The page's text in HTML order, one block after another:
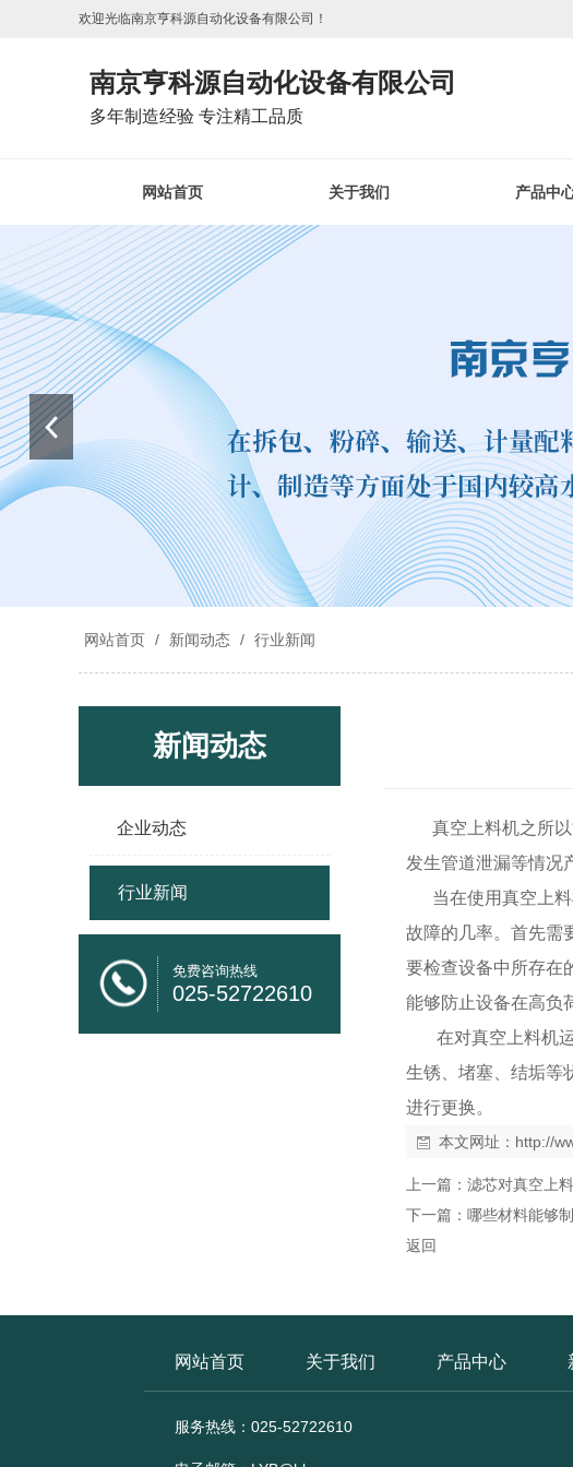
欢迎光临南京亨科源自动化设备有限公司！
南京亨科源自动化设备有限公司
多年制造经验 专注精工品质
网站首页 关于我们 产品中
网站首页 / 新闻动态 / 行业新闻
新闻动态
企业动态
行业新闻
免费咨询热线
025-52722610
真空上料机之所以
发生管道泄漏等情况
当在使用真空上料
故障的几率。首先需
要检查设备中所存在
能够防止设备在高负
在对真空上料机运
生锈、堵塞、结垢等
进行更换。
本文网址： http://
上一篇： 滤芯对真空上
下一篇： 哪些材料能够
返回
网站首页 关于我们 产品中心
服务热线：025-52722610